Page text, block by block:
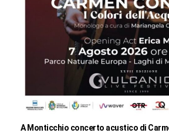
A Monticchio concerto acustico di